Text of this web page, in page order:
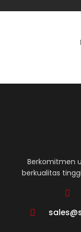
Berkomitmen
berkualitas